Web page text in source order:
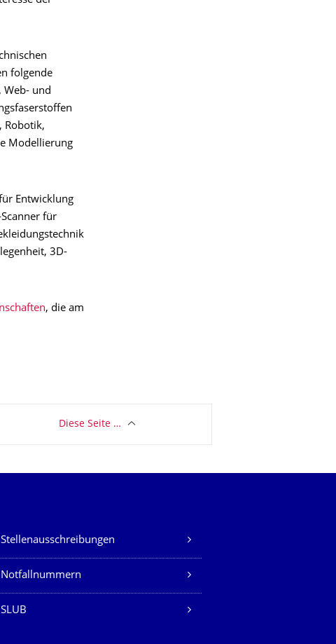
folgende
Web- und
Robotik,
Modellierung
Entwicklung
für
3D-
, die am
Diese Seite …
Stellenausschreibungen
Notfallnummern
SLUB